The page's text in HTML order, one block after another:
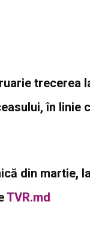
trecerea
în linie
din martie,
TVR.md